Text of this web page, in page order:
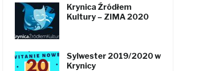
Krynica Źródłem
Kultury – ZIMA 2020
Sylwester 2019/2020 w
Krynicy